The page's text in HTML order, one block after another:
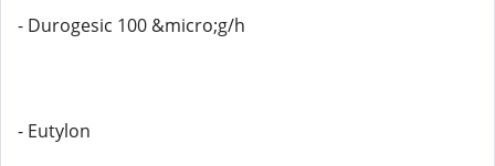
- Durogesic 100 &micro;g/h
- Eutylon